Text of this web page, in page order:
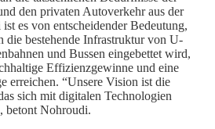
den privaten Autoverkehr aus der
es von entscheidender Bedeutung,
die bestehende Infrastruktur von U-
und Bussen eingebettet wird,
Effizienzgewinne und eine
erreichen. “Unsere Vision ist die
sich mit digitalen Technologien
betont Nohroudi.